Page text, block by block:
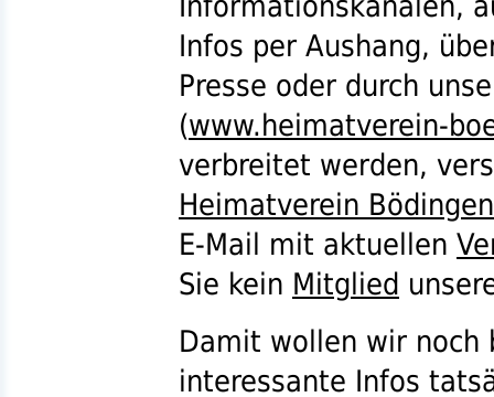
Infos per Aushang,
Presse oder durch
(www.heimatverein-
verbreitet werden,
Heimatverein Bödingen
E-Mail mit aktuellen
Sie kein Mitglied
Damit wollen wir noch
interessante Infos